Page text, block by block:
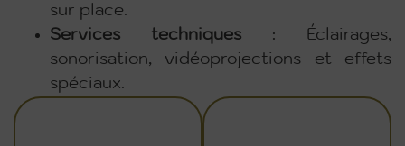
sur place.
Services techniques : Éclairages,
sonorisation, vidéoprojections et effets
spéciaux.